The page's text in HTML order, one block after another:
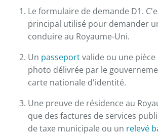
Le formulaire de demande D1.
principal utilisé pour demander
conduire au Royaume-Uni.
Un passeportvalide ou une
photo délivrée par le
carte nationale d'identité.
Une preuve de résidence au
que des factures de services
de taxe municipale ou un relevé